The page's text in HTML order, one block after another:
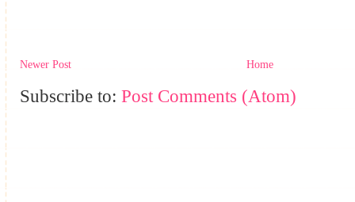
Newer Post Home
Subscribe to: Post Comments (Atom)